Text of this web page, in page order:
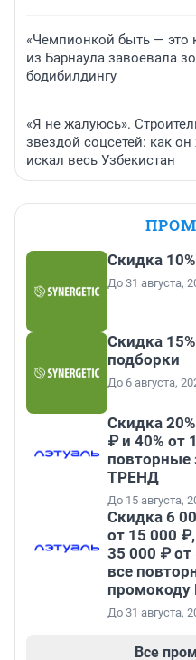
«Чемпионкой быть — это
из Барнаула завоевала
бодибилдингу
«Я не жалуюсь».
звездой соцсетей: как
искал весь Узбекистан
Скидка
До 31 августа,
Скидка
подборки
До 6 августа,
Скидка
₽ и 40% от
повторные
ТРЕНД
До 15 августа,
Скидка 6
от 15 000
35 000 ₽
все
До 31 августа,
Все